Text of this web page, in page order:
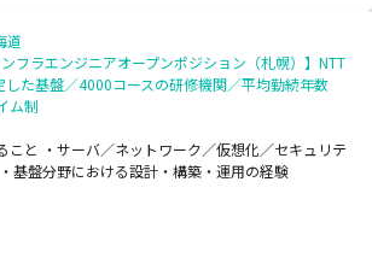
道
フラエンジニアオープンポジション（札幌）】NTT
た基盤／4000コースの研修機関／平均勤続年数
ム制
こと ・サーバ／ネットワーク／仮想化／セキュリテ
基盤分野における設計・構築・運用の経験